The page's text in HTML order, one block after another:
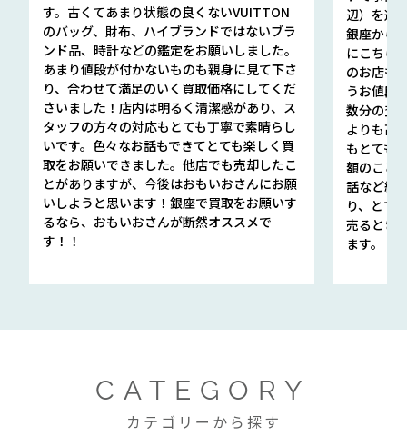
す。古くてあまり状態の良くないVUITTON
のバッグ、財布、ハイブランドではないブラ
ンド品、時計などの鑑定をお願いしました。
あまり値段が付かないものも親身に見て下さ
り、合わせて満足のいく買取価格にしてくだ
さいました！店内は明るく清潔感があり、ス
タッフの方々の対応もとても丁寧で素晴らし
いです。色々なお話もできてとても楽しく買
取をお願いできました。他店でも売却したこ
とがありますが、今後はおもいおさんにお願
いしようと思います！銀座で買取をお願いす
るなら、おもいおさんが断然オススメで
す！！
辺）を選
銀座から
にこちら
のお店も
うお値段
数分の査
よりも高
もとても
額のこと
話など細
り、とて
売るとき
ます。
CATEGORY
カテゴリーから探す